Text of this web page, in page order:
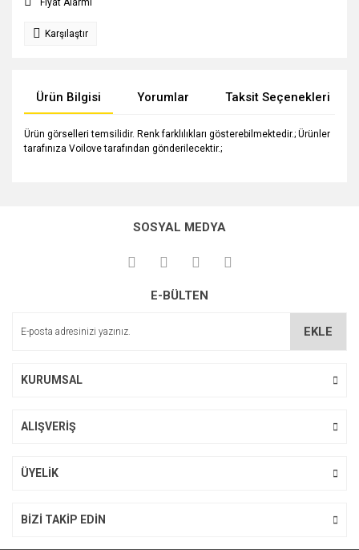
Fiyat Alarmı
Karşılaştır
Ürün Bilgisi Yorumlar Taksit Seçenekleri
Ürün görselleri temsilidir. Renk farklılıkları gösterebilmektedir.; Ürünler
tarafınıza Voilove tarafından gönderilecektir.;
kullanarak tarafımıza iletebilirsiniz.
Görüş ve önerileriniz için teşekkür ederiz.
Ürün açıklamasında eksik bilgiler bulunuyor.
SOSYAL MEDYA
E-BÜLTEN
EKLE
KURUMSAL
ALIŞVERİŞ
ÜYELİK
BİZİ TAKİP EDİN